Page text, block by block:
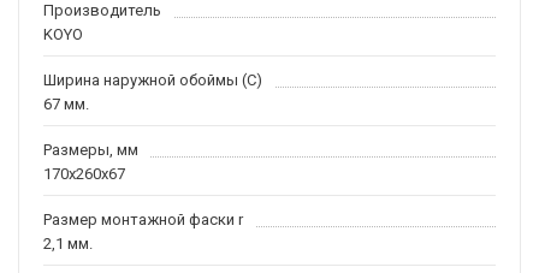
Производитель
KOYO
Ширина наружной обоймы (C)
67 мм.
Размеры, мм
170x260x67
Размер монтажной фаски r
2,1 мм.